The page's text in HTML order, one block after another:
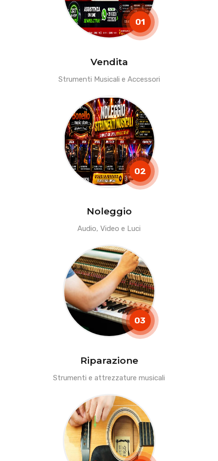
01
Vendita
Strumenti Musicali e Accessori
02
Noleggio
Audio, Video e Luci
03
Riparazione
Strumenti e attrezzature musicali